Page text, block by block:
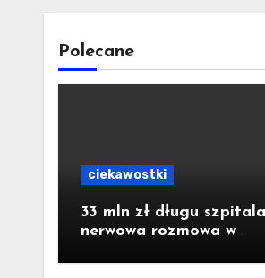
Polecane
ciekawostki
33 mln zł długu
nerwowa rozmowa w
strachu. Poseł z